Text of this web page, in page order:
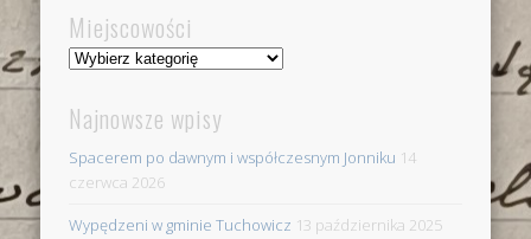
Miejscowości
Miejscowości
Najnowsze wpisy
Spacerem po dawnym i współczesnym Jonniku 14
czerwca 2026
Wypędzeni w gminie Tuchowicz 13 października 2025